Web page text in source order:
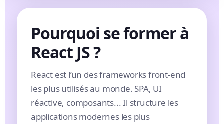
Pourquoi se former à
React JS ?
React est l’un des frameworks front-end
les plus utilisés au monde. SPA, UI
réactive, composants... Il structure les
applications modernes les plus